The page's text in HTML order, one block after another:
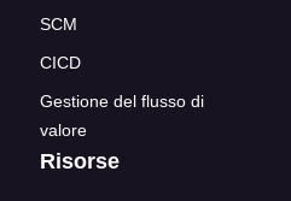
SCM
CICD
Gestione del flusso di
valore
Risorse